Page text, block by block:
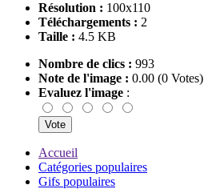
Résolution : 100x110
Téléchargements : 2
Taille : 4.5 KB
Nombre de clics : 993
Note de l'image : 0.00 (0 Votes)
Evaluez l'image :
Accueil
Catégories populaires
Gifs populaires